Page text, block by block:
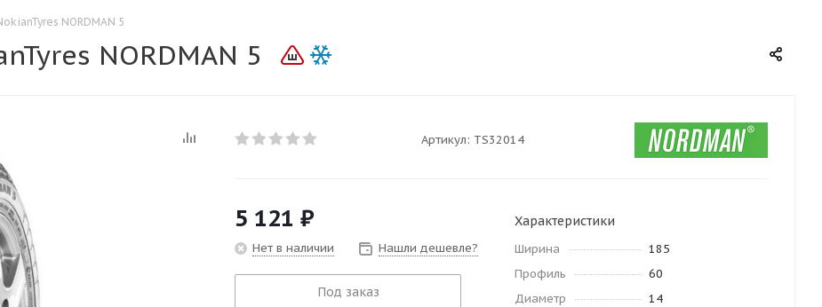
NORDMAN 5
NORDMAN 5
Артикул: TS32014
5 121 ₽
Нет в наличии Нашли дешевле?
Под заказ
Характеристики
Ширина
185
Профиль
60
Диаметр
14